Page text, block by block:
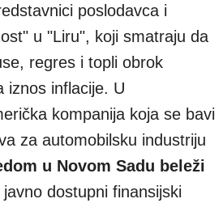
poslodavca i
u "Liru", koji smatraju da
regres i topli obrok
iznos inflacije. U
kompanija koja se bavi
za automobilsku industriju
u Novom Sadu beleži
dostupni finansijski